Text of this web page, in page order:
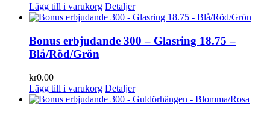
Lägg till i varukorg Detaljer
Bonus erbjudande 300 – Glasring 18.75 –
Blå/Röd/Grön
kr0.00
Lägg till i varukorg Detaljer